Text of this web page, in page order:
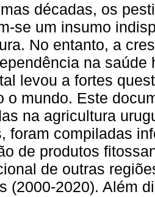
décadas, os
se um insumo
No entanto, a
na
levou a fortes
o mundo. Este
na agricultura
foram compiladas
de produtos
de outras
(2000-2020). Além